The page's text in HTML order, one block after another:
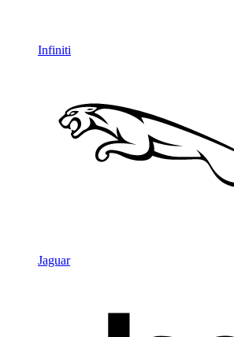
Infiniti
Jaguar